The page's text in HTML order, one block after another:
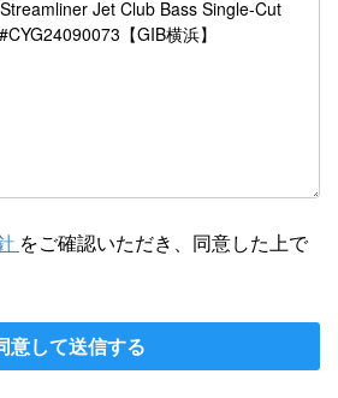
をご確認いただき、同意した上で
意して送信する